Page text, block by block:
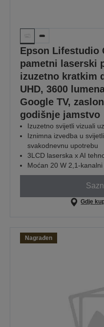
Epson Lifestudio
pametni laserski
izuzetno kratkim
UHD, 3600
Google TV,
godišnje jamstvo
Izuzetno svijetli vizuali
Iznimna izvedba u
svakodnevnu upotrebu
3LCD laserska x AI
Moćan 20 W 2,1-
Gdje
Nagrađen